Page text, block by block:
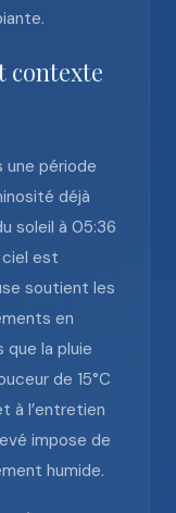
contexte
une période
déjà
soleil à 05:36
ciel est
soutient les
en
la pluie
de 15°C
à l’entretien
impose de
humide.